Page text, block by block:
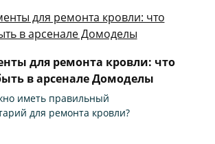
для ремонта кровли: что
в арсенале Домоделы
иметь правильный
для ремонта кровли?